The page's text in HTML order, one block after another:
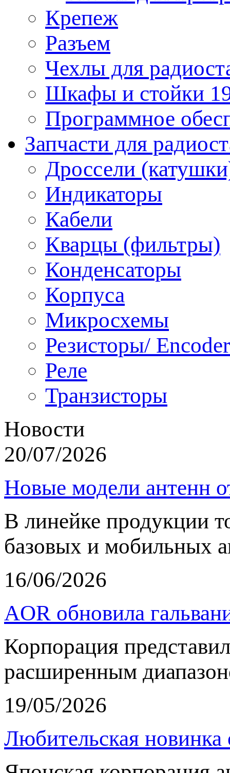
Крепеж
Разъем
Чехлы для
Шкафы и стойки
Программное
Запчасти для
Дроссели
Индикаторы
Кабели
Кварцы (фильтры)
Конденсаторы
Корпуса
Микросхемы
Резисторы/ Encoder
Реле
Транзисторы
Новости
20/07/2026
Новые модели антенн
В линейке продукции
базовых и мобильных
16/06/2026
AOR обновила
Корпорация
расширенным
19/05/2026
Любительская новинка